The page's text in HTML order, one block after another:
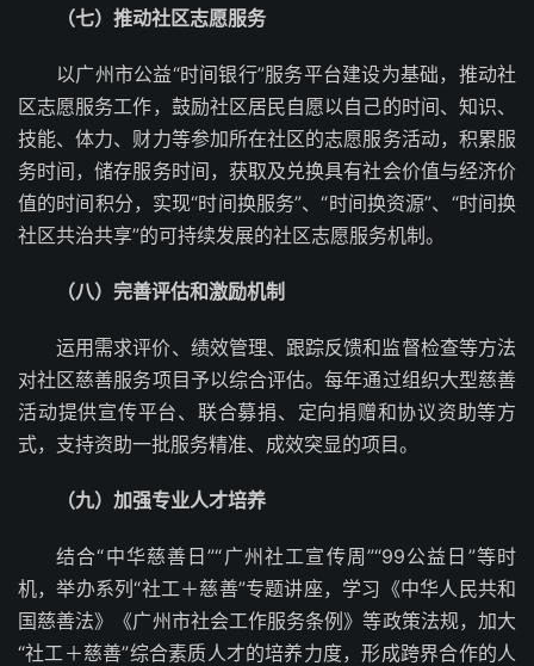
（七）推动社区志愿服务
以广州市公益“时间银行”服务平台建设为基础，推动社
区志愿服务工作，鼓励社区居民自愿以自己的时间、知识、
技能、体力、财力等参加所在社区的志愿服务活动，积累服
务时间，储存服务时间，获取及兑换具有社会价值与经济价
值的时间积分，实现“时间换服务”、“时间换资源”、“时间换
社区共治共享”的可持续发展的社区志愿服务机制。
（八）完善评估和激励机制
运用需求评价、绩效管理、跟踪反馈和监督检查等方法
对社区慈善服务项目予以综合评估。每年通过组织大型慈善
活动提供宣传平台、联合募捐、定向捐赠和协议资助等方
式，支持资助一批服务精准、成效突显的项目。
（九）加强专业人才培养
结合“中华慈善日”“广州社工宣传周”“99公益日”等时
机，举办系列“社工＋慈善”专题讲座，学习《中华人民共和
国慈善法》《广州市社会工作服务条例》等政策法规，加大
“社工＋慈善”综合素质人才的培养力度，形成跨界合作的人